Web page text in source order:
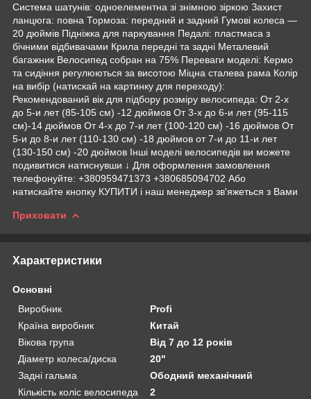
Система шатунів: одноелементна зі знімною зіркою Захист
ланцюга: повна Тормоза: передний и задний Гумові колеса —
20 дюймів Підніжка для паркування Педалі: пластмаса з
бічними відбивачами Крила передні та задні Металевий
багажник Велосипед собран на 75% Переваги моделі: Кермо
та сидіння регулюються за висотою Міцна сталева рама Колір
на вибір (натискай на картинку для переходу):
Рекомендований вік для підбору розміру велосипеда: От 2-х
до 5-и лет (85-105 см) -12 дюймов От 3-х до 6-и лет (95-115
см)-14 дюймов От 4-х до 7-и лет (100-120 см) -16 дюймов От
5-и до 8-и лет (110-130 см) -18 дюймов от 7-и до 11-и лет
(130-150 см) -20 дюймов Інші моделі велосипедів ви можете
подивитися натиснувши ↓ Для оформлення замовлення
телефонуйте: +380959471373 +380685094702 Або
натискайте кнопку КУПИТИ і наш менеджер зв'яжеться з Вами
Приховати
Характеристики
Основні
Виробник
Profi
Країна виробник
Китай
Вікова група
Від 7 до 12 років
Діаметр колеса/диска
20"
Задні гальма
Ободний механічний
Кількість коліс велосипеда
2